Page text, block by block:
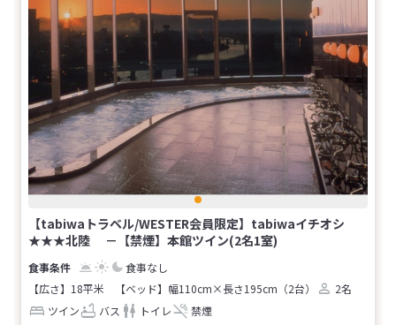
【tabiwaトラベル/WESTER会員限定】tabiwaイチオシ
★★★北陸 －【禁煙】本館ツイン(2名1室)
食事なし
【広さ】18平米
【ベッド】幅110cm×長さ195cm（2台）
2名
ツイン
バス トイレ 禁煙